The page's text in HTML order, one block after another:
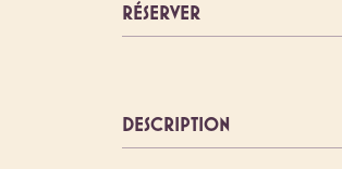
DESCRIPTION
RÉSERVER